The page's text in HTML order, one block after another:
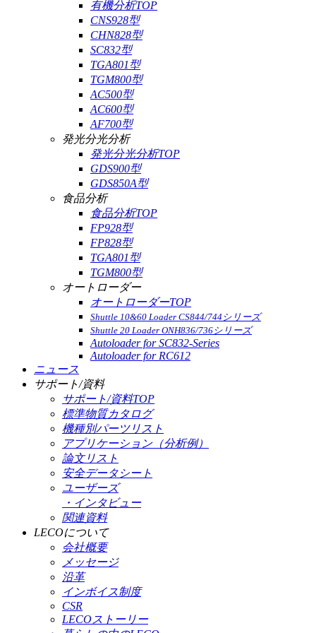
有機分析TOP
CNS928型
CHN828型
SC832型
TGA801型
TGM800型
AC500型
AC600型
AF700型
発光分光分析
発光分光分析TOP
GDS900型
GDS850A型
食品分析
食品分析TOP
FP928型
FP828型
TGA801型
TGM800型
オートローダー
オートローダーTOP
Shuttle 10&60 Loader CS844/744シリーズ
Shuttle 20 Loader ONH836/736シリーズ
Autoloader for SC832-Series
Autoloader for RC612
ニュース
サポート/資料
サポート/資料TOP
標準物質カタログ
機種別パーツリスト
アプリケーション（分析例）
論文リスト
安全データシート
ユーザーズ
・インタビュー
関連資料
LECOについて
会社概要
メッセージ
沿革
インボイス制度
CSR
LECOストーリー